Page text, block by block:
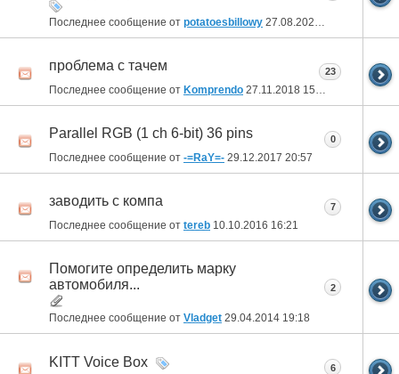
Последнее сообщение от potatoesbillowy 27.08.2024 13:59
проблема с тачем
Последнее сообщение от Komprendo 27.11.2018 15:08
23
Parallel RGB (1 ch 6-bit) 36 pins
Последнее сообщение от -=RaY=- 29.12.2017 20:57
0
заводить с компа
Последнее сообщение от tereb 10.10.2016 16:21
7
Помогите определить марку
автомобиля...
Последнее сообщение от Vladget 29.04.2014 19:18
2
KITT Voice Box 6